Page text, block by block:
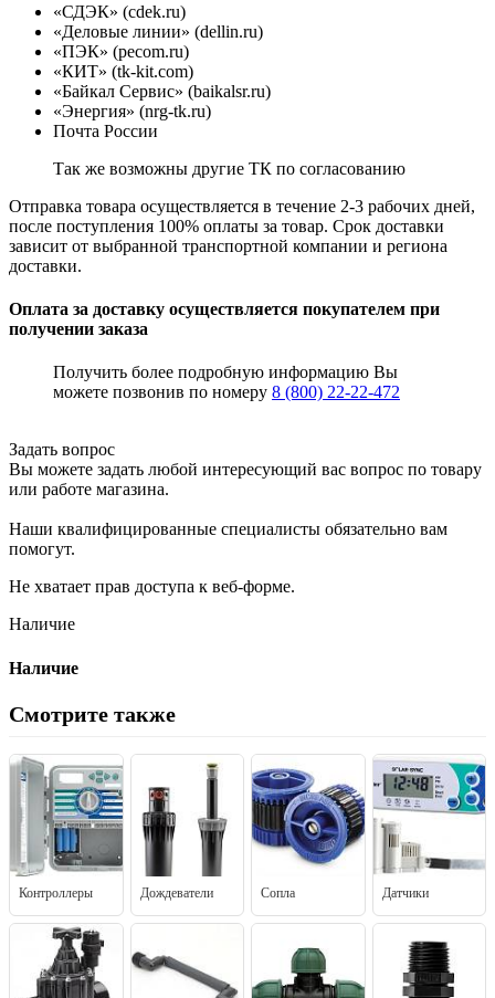
«СДЭК» (cdek.ru)
«Деловые линии» (dellin.ru)
«ПЭК» (pecom.ru)
«КИТ» (tk-kit.com)
«Байкал Сервис» (baikalsr.ru)
«Энергия» (nrg-tk.ru)
Почта России
Так же возможны другие ТК по согласованию
Отправка товара осуществляется в течение 2-3 рабочих дней,
после поступления 100% оплаты за товар. Срок доставки
зависит от выбранной транспортной компании и региона
доставки.
Оплата за доставку осуществляется покупателем при
получении заказа
Получить более подробную информацию Вы
можете позвонив по номеру 8 (800) 22-22-472
Задать вопрос
Вы можете задать любой интересующий вас вопрос по товару
или работе магазина.
Наши квалифицированные специалисты обязательно вам
помогут.
Не хватает прав доступа к веб-форме.
Наличие
Наличие
Смотрите также
Контроллеры Дождеватели Сопла Датчики